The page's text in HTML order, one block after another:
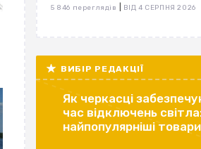
5 846 переглядів ВІД 4 СЕРПНЯ 2026
ВИБІР РЕДАКЦІЇ
Як черкасці
час відключень
найпопулярніші товари